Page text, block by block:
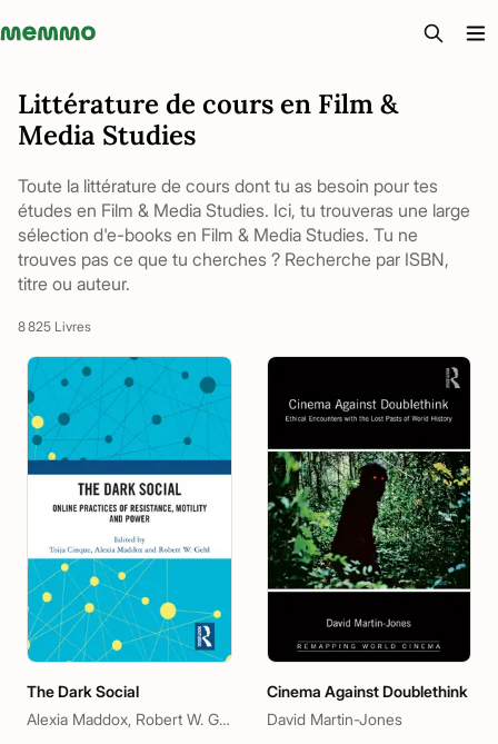
Memmo - AI-verktyg och digital kurslitteratur
Littérature de cours en Film &
Media Studies
Toute la littérature de cours dont tu as besoin pour tes
études en Film & Media Studies. Ici, tu trouveras une large
sélection d'e-books en Film & Media Studies. Tu ne
trouves pas ce que tu cherches ? Recherche par ISBN,
titre ou auteur.
8 825 Livres
The Dark Social
Alexia Maddox, Robert W. Gehl, Toija Cinque
Cinema Against Doublethink
David Martin-Jones